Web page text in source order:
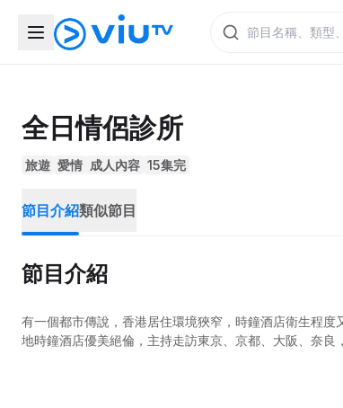
全日情侶診所
旅遊 愛情 成人內容 15集完
節目介紹類似節目
節目介紹
有一個都市傳說，香港居住環境狹窄，時鐘酒店衛生程
地時鐘酒店優美絕倫，主持走訪東京、京都、大阪、奈良